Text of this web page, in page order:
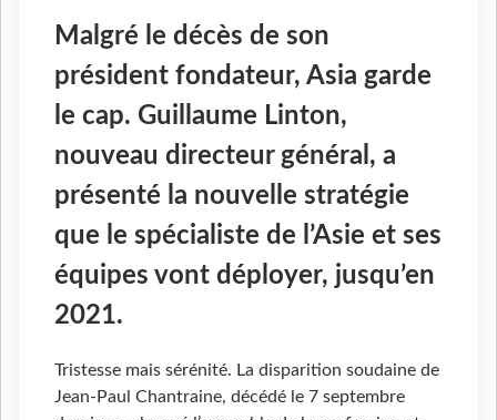
Malgré le décès de son
président fondateur, Asia garde
le cap. Guillaume Linton,
nouveau directeur général, a
présenté la nouvelle stratégie
que le spécialiste de l’Asie et ses
équipes vont déployer, jusqu’en
2021.
Tristesse mais sérénité. La disparition soudaine de
Jean-Paul Chantraine, décédé le 7 septembre